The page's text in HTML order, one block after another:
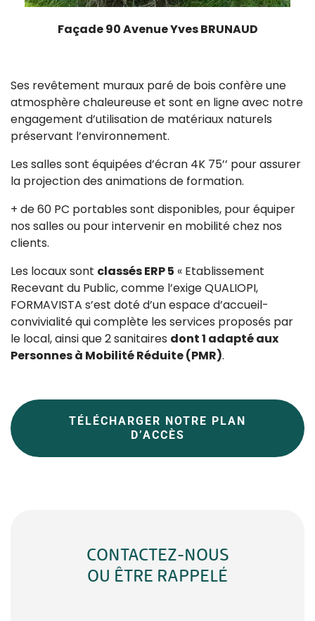
Façade 90 Avenue Yves BRUNAUD
Ses revêtement muraux paré de bois confère une
atmosphère chaleureuse et sont en ligne avec notre
engagement d’utilisation de matériaux naturels
préservant l’environnement.
Les salles sont équipées d’écran 4K 75’’ pour assurer
la projection des animations de formation.
+ de 60 PC portables sont disponibles, pour équiper
nos salles ou pour intervenir en mobilité chez nos
clients.
Les locaux sont classés ERP 5 « Etablissement
Recevant du Public, comme l’exige QUALIOPI,
FORMAVISTA s’est doté d’un espace d’accueil-
convivialité qui complète les services proposés par
le local, ainsi que 2 sanitaires dont 1 adapté aux
Personnes à Mobilité Réduite (PMR).
TÉLÉCHARGER NOTRE PLAN
D’ACCÈS
CONTACTEZ-NOUS
OU ÊTRE RAPPELÉ